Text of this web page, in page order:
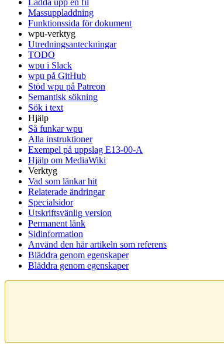
Ladda upp en fil
Massuppladdning
Funktionssida för dokument
wpu-verktyg
Utredningsanteckningar
TODO
wpu i Slack
wpu på GitHub
Stöd wpu på Patreon
Semantisk sökning
Sök i text
Hjälp
Så funkar wpu
Alla instruktioner
Exempel på uppslag E13-00-A
Hjälp om MediaWiki
Verktyg
Vad som länkar hit
Relaterade ändringar
Specialsidor
Utskriftsvänlig version
Permanent länk
Sidinformation
Använd den här artikeln som referens
Bläddra genom egenskaper
Bläddra genom egenskaper